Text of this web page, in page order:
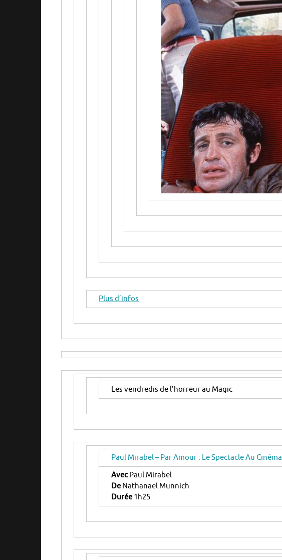
Plus d’infos
Les vendredis de l’horreur au Magic
Paul Mirabel – Par Amour : Le Spectacle Au Cinéma
AvecPaul Mirabel
DeNathanael Munnich
Durée1h25